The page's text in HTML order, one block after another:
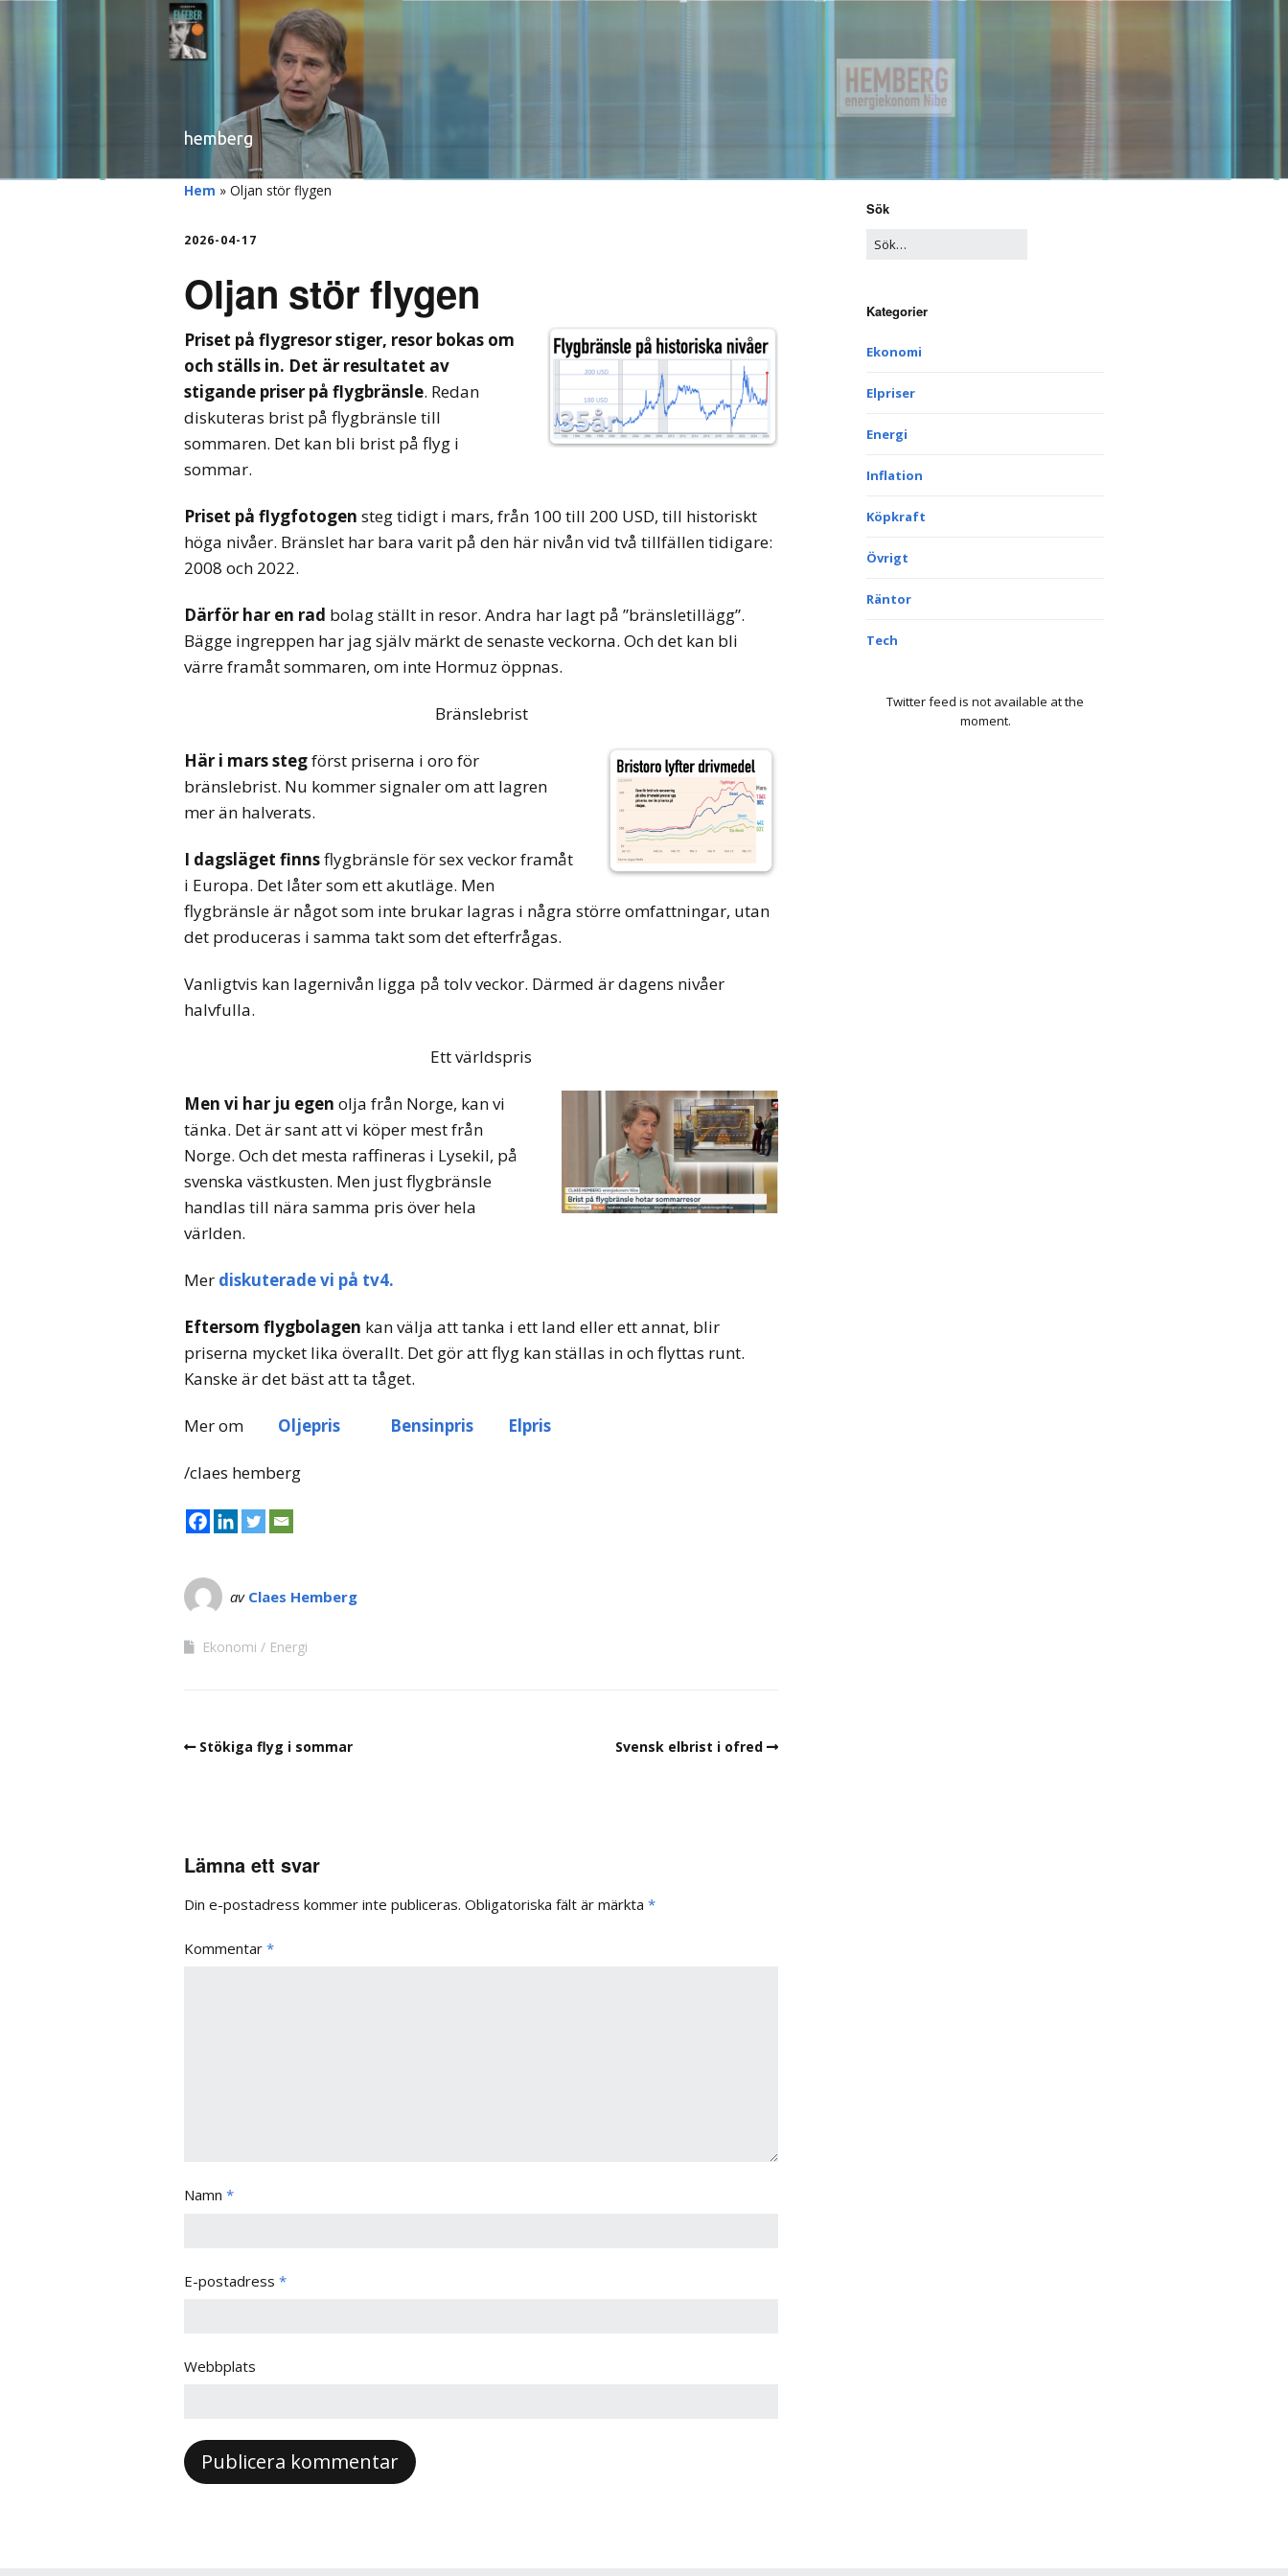
hemberg
Hem » Oljan stör flygen
2026-04-17
Oljan stör flygen
Priset på flygresor stiger, resor bokas om
och ställs in. Det är resultatet av
stigande priser på flygbränsle. Redan
diskuteras brist på flygbränsle till
sommaren. Det kan bli brist på flyg i
sommar.
Priset på flygfotogen steg tidigt i mars, från 100 till 200 USD, till historiskt
höga nivåer. Bränslet har bara varit på den här nivån vid två tillfällen tidigare:
2008 och 2022.
Därför har en rad bolag ställt in resor. Andra har lagt på ”bränsletillägg”.
Bägge ingreppen har jag själv märkt de senaste veckorna. Och det kan bli
värre framåt sommaren, om inte Hormuz öppnas.
Bränslebrist
Här i mars stegförst priserna i oro för
bränslebrist. Nu kommer signaler om att lagren
mer än halverats.
I dagsläget finnsflygbränsle för sex veckor framåt
i Europa. Det låter som ett akutläge. Men
flygbränsle är något som inte brukar lagras i några större omfattningar, utan
det produceras i samma takt som det efterfrågas.
Vanligtvis kan lagernivån ligga på tolv veckor. Därmed är dagens nivåer
halvfulla.
Ett världspris
Men vi har ju egen olja från Norge, kan vi
tänka. Det är sant att vi köper mest från
Norge. Och det mesta raffineras i Lysekil, på
svenska västkusten. Men just flygbränsle
handlas till nära samma pris över hela
världen.
Mer diskuterade vi på tv4.
Eftersom flygbolagen kan välja att tanka i ett land eller ett annat, blir
priserna mycket lika överallt. Det gör att flyg kan ställas in och flyttas runt.
Kanske är det bäst att ta tåget.
Mer om Oljepris Bensinpris Elpris
/claes hemberg
av Claes Hemberg
Ekonomi Energi
Stökiga flyg i sommar Svensk elbrist i ofred
Lämna ett svar
Din e-postadress kommer inte publiceras. Obligatoriska fält är märkta *
Kommentar *
Namn *
E-postadress *
Webbplats
Sök
Kategorier
Ekonomi
Elpriser
Energi
Inflation
Köpkraft
Övrigt
Räntor
Tech
Twitter feed is not available at the
moment.